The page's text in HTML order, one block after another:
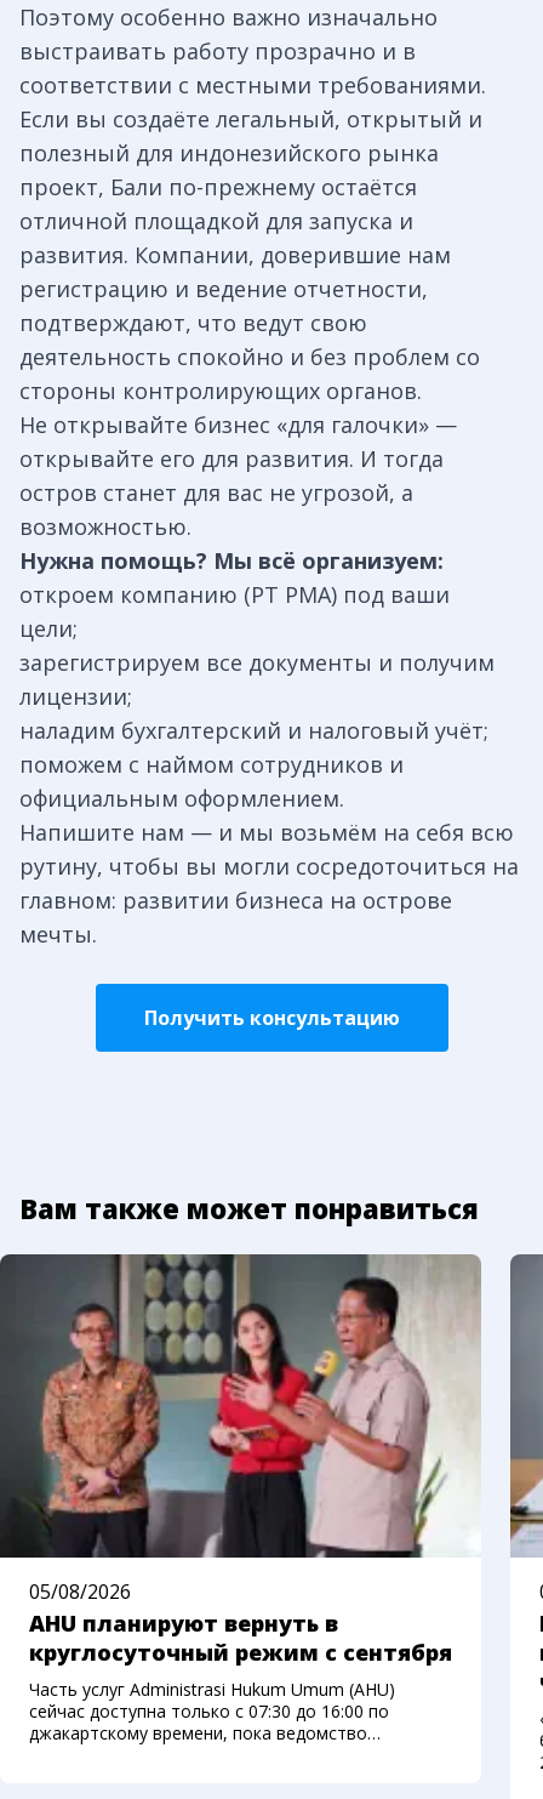
Поэтому особенно важно изначально
выстраивать работу прозрачно и в
соответствии с местными требованиями.
Если вы создаёте легальный, открытый и
полезный для индонезийского рынка
проект, Бали по-прежнему остаётся
отличной площадкой для запуска и
развития. Компании, доверившие нам
регистрацию и ведение отчетности,
подтверждают, что ведут свою
деятельность спокойно и без проблем со
стороны контролирующих органов.
Не открывайте бизнес «для галочки» —
открывайте его для развития. И тогда
остров станет для вас не угрозой, а
возможностью.
Нужна помощь? Мы всё организуем:
откроем компанию (PT PMA) под ваши
цели;
зарегистрируем все документы и получим
лицензии;
наладим бухгалтерский и налоговый учёт;
поможем с наймом сотрудников и
официальным оформлением.
Напишите нам — и мы возьмём на себя всю
рутину, чтобы вы могли сосредоточиться на
главном: развитии бизнеса на острове
мечты.
Получить консультацию
Вам также может понравиться
05/08/2026
AHU планируют вернуть в
круглосуточный режим с сентября
Часть услуг Administrasi Hukum Umum (AHU)
сейчас доступна только с 07:30 до 16:00 по
джакартскому времени, пока ведомство